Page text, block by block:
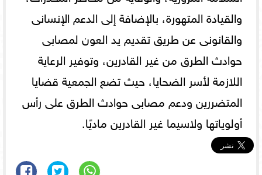
والقيادة المتهورة، بالإضافة إلى ​الدعم الإنسانى
والقانونى عن طريق تقديم يد العون لمصابى
حوادث الطرق من غير القادرين، وتوفير الرعاية
اللازمة لأسر الضحايا، حيث تضع الجمعية قضايا
المتضررين ودعم مصابى حوادث الطرق على رأس
أولوياتها ولاسيما غير القادرين ماديًا.